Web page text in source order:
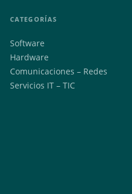
CATEGORÍAS
Software
Hardware
Comunicaciones – Redes
Servicios IT – TIC